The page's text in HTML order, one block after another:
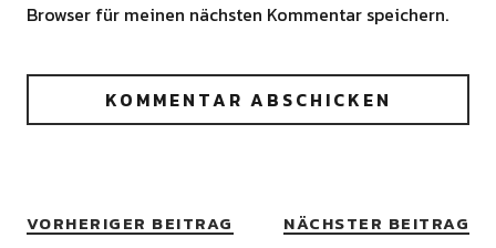
Browser für meinen nächsten Kommentar speichern.
VORHERIGER BEITRAG NÄCHSTER BEITRAG